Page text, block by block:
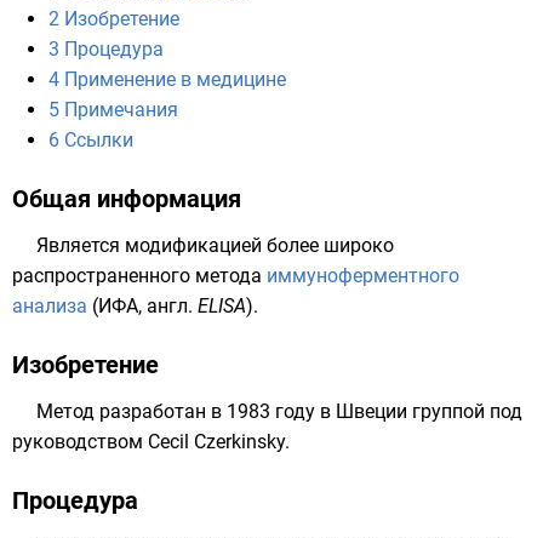
2 Изобретение
3 Процедура
4 Применение в медицине
5 Примечания
6 Ссылки
Общая информация
Является модификацией более широко
распространенного метода иммуноферментного
анализа (ИФА, англ. ELISA).
Изобретение
Метод разработан в 1983 году в Швеции группой под
руководством Cecil Czerkinsky.
Процедура